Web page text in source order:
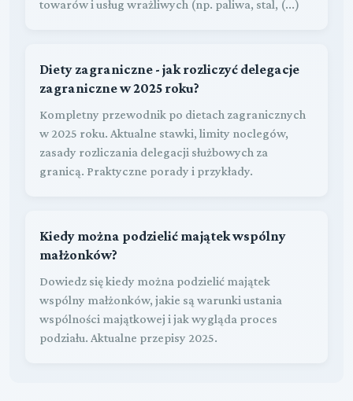
towarów i usług wrażliwych (np. paliwa, stal, (...)
Diety zagraniczne - jak rozliczyć delegacje
zagraniczne w 2025 roku?
Kompletny przewodnik po dietach zagranicznych
w 2025 roku. Aktualne stawki, limity noclegów,
zasady rozliczania delegacji służbowych za
granicą. Praktyczne porady i przykłady.
Kiedy można podzielić majątek wspólny
małżonków?
Dowiedz się kiedy można podzielić majątek
wspólny małżonków, jakie są warunki ustania
wspólności majątkowej i jak wygląda proces
podziału. Aktualne przepisy 2025.